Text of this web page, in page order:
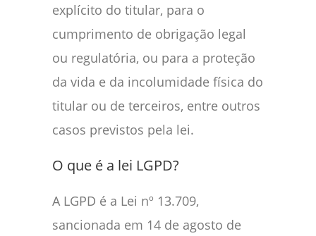
explícito do titular, para o
cumprimento de obrigação legal
ou regulatória, ou para a proteção
da vida e da incolumidade física do
titular ou de terceiros, entre outros
casos previstos pela lei.
O que é a lei LGPD?
A LGPD é a Lei nº 13.709,
sancionada em 14 de agosto de